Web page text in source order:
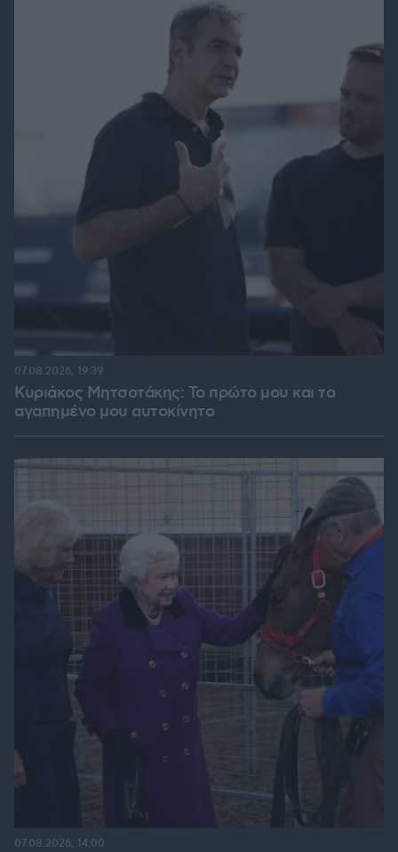
Κυριάκος Μητσοτάκης: Το πρώτο μου και το
αγαπημένο μου αυτοκίνητο
07.08.2026, 19:39
07.08.2026, 14:00